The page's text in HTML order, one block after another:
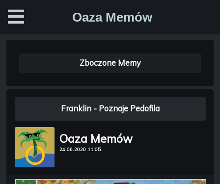
Oaza Memów
Zboczone Memy
Oaza Memów
24.06.2020 11:05
Franklin - Poznaje Pedofila